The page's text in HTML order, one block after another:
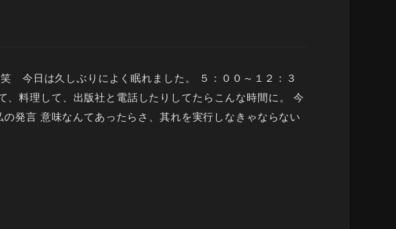
今日は久しぶりによく眠れました。 ５：００～１２：３
料理して、出版社と電話したりしてたらこんな時間に。 今
発言 意味なんてあったらさ、其れを実行しなきゃならない